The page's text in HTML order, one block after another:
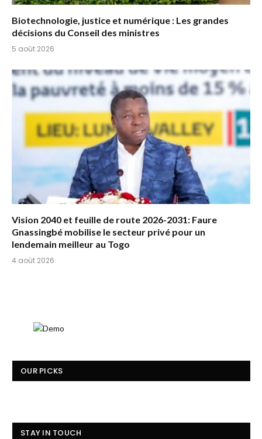
Biotechnologie, justice et numérique : Les grandes
décisions du Conseil des ministres
5 août 2026
Vision 2040 et feuille de route 2026-2031: Faure
Gnassingbé mobilise le secteur privé pour un
lendemain meilleur au Togo
4 août 2026
OUR PICKS
STAY IN TOUCH